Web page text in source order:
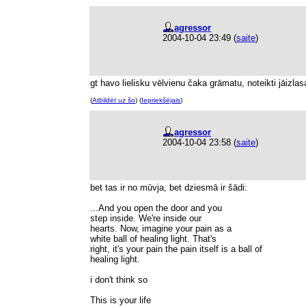
agressor
2004-10-04 23:49 (saite)
gt havo lielisku vēlvienu čaka grāmatu, noteikti
(Atbildēt uz šo) (Iepriekšējais)
agressor
2004-10-04 23:58 (saite)
bet tas ir no mūvja, bet dziesmā ir šādi:
...And you open the door and you
step inside. We're inside our
hearts. Now, imagine your pain as a
white ball of healing light. That's
right, it's your pain the pain itself is a ball of
healing light.
i don't think so
This is your life